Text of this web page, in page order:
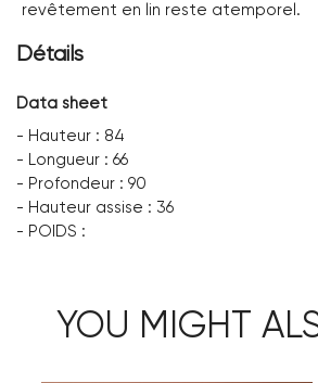
revêtement en lin reste atemporel.
Détails
Data sheet
- Hauteur : 84
- Longueur : 66
- Profondeur : 90
- Hauteur assise : 36
- POIDS :
YOU MIGHT